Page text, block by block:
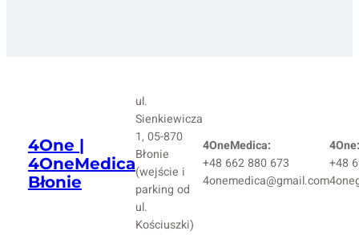
4One |
4OneMedica
Błonie
ul.
Sienkiewicza
1, 05-870
Błonie
(wejście i
parking od
ul.
Kościuszki)
4OneMedica:
+48 662 880 673
4onemedica@gmail.com
4One:
+48